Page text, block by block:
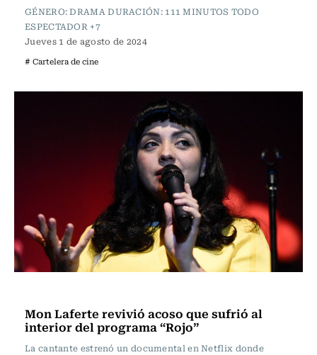
GÉNERO: DRAMA DURACIÓN: 111 MINUTOS TODO
ESPECTADOR +7
Jueves 1 de agosto de 2024
# Cartelera de cine
Mon Laferte revivió acoso que sufrió al
interior del programa “Rojo”
La cantante estrenó un documental en Netflix donde